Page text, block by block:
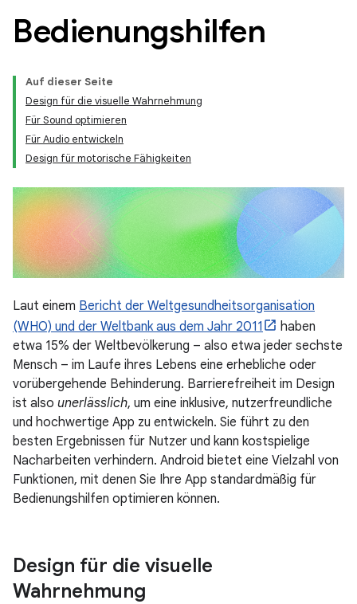
Bedienungshilfen
Auf dieser Seite
Design für die visuelle Wahrnehmung
Für Sound optimieren
Für Audio entwickeln
Design für motorische Fähigkeiten
Laut einem Bericht der Weltgesundheitsorganisation
(WHO) und der Weltbank aus dem Jahr 2011
haben
etwa 15% der Weltbevölkerung – also etwa jeder sechste
Mensch – im Laufe ihres Lebens eine erhebliche oder
vorübergehende Behinderung. Barrierefreiheit im Design
ist also unerlässlich, um eine inklusive, nutzerfreundliche
und hochwertige App zu entwickeln. Sie führt zu den
besten Ergebnissen für Nutzer und kann kostspielige
Nacharbeiten verhindern. Android bietet eine Vielzahl von
Funktionen, mit denen Sie Ihre App standardmäßig für
Bedienungshilfen optimieren können.
Design für die visuelle
Wahrnehmung